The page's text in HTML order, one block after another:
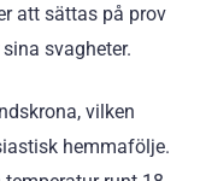
att sättas på prov
svagheter.
vilken
hemmafölje.